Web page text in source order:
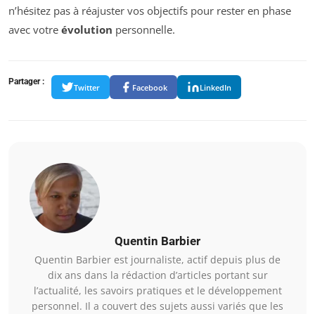
n’hésitez pas à réajuster vos objectifs pour rester en phase
avec votre évolution personnelle.
Partager :
Twitter Facebook LinkedIn
Quentin Barbier
Quentin Barbier est journaliste, actif depuis plus de
dix ans dans la rédaction d’articles portant sur
l’actualité, les savoirs pratiques et le développement
personnel. Il a couvert des sujets aussi variés que les